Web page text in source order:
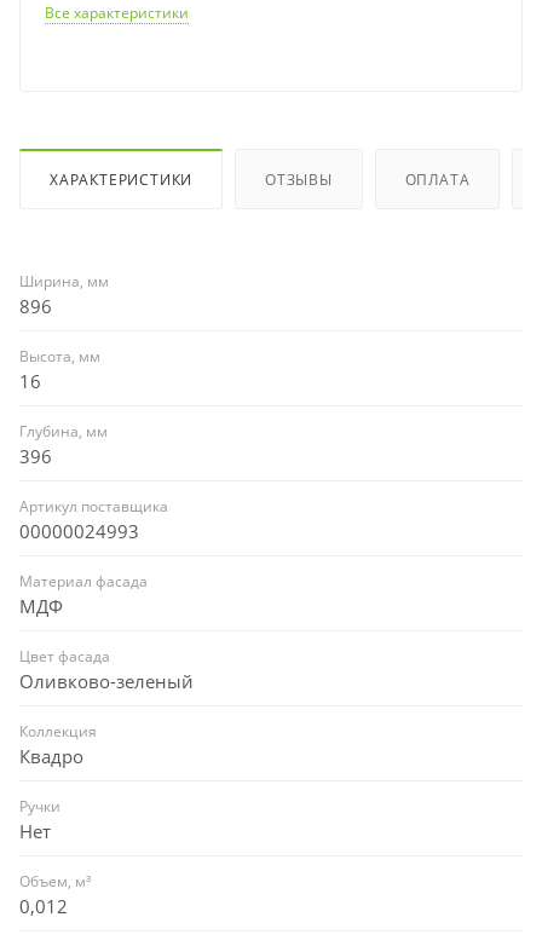
Все характеристики
ХАРАКТЕРИСТИКИ ОТЗЫВЫ ОПЛАТА
Ширина, мм
896
Высота, мм
16
Глубина, мм
396
Артикул поставщика
00000024993
Материал фасада
МДФ
Цвет фасада
Оливково-зеленый
Коллекция
Квадро
Ручки
Нет
Объем, м³
0,012